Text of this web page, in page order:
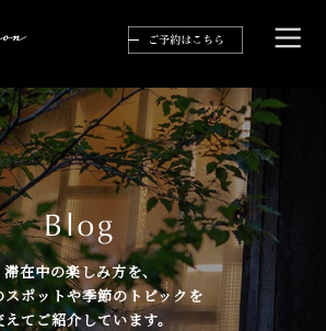
滞在中の楽しみ方を、
スポットや季節のトピックを
えてご紹介しています。